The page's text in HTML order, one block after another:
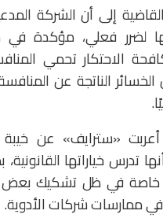
إلى أن الشركة
لضرر فعلي، مؤكدة في
الاحتكار تحمي
الخسائر الناتجة عن
«سترايف» عن خيبة
تدرس خياراتها
خاصة في ظل تشكيك بعض
ممارسات شركات الأدوية.